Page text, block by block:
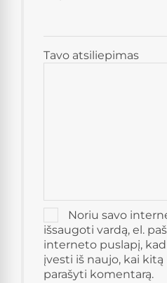
Tavo atsiliepimas
Noriu savo
išsaugoti vardą, el.
interneto puslapį,
įvesti iš naujo, kai
parašyti komentarą.